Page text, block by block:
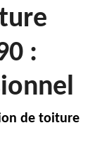
:
de toiture